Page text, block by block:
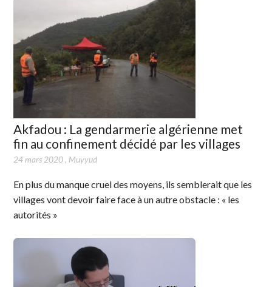
Akfadou : La gendarmerie algérienne met
fin au confinement décidé par les villages
24 mars 2020, Muyyud
En plus du manque cruel des moyens, ils semblerait que les
villages vont devoir faire face à un autre obstacle : « les
autorités »